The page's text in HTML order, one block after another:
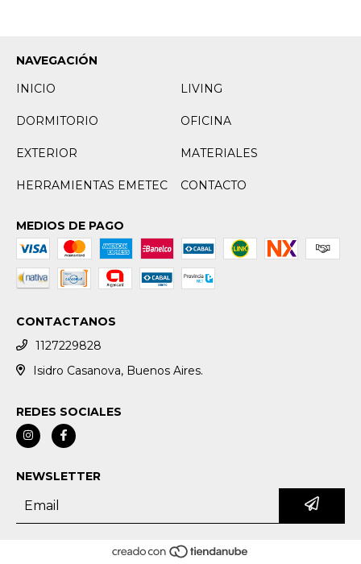
NAVEGACIÓN
INICIO
LIVING
DORMITORIO OFICINA
EXTERIOR MATERIALES
HERRAMIENTAS EMETEC CONTACTO
MEDIOS DE PAGO
CONTACTANOS
1127229828
Isidro Casanova, Buenos Aires.
REDES SOCIALES
NEWSLETTER